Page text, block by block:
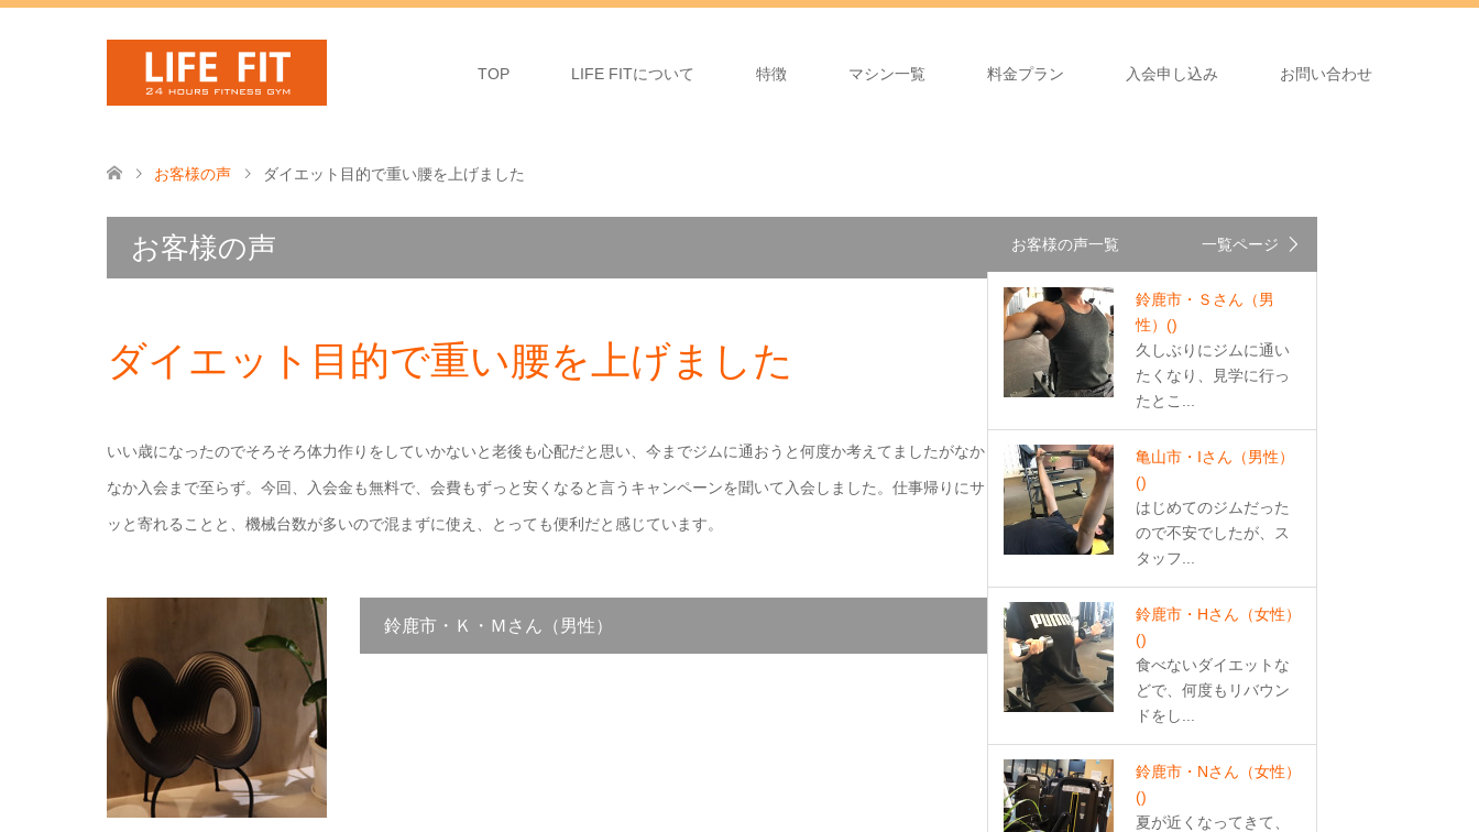
TOP LIFE FITについて 特徴 マシン一覧 料金プラン 入会申し込み お問い合わせ
お客様の声 ダイエット目的で重い腰を上げました
お客様の声
ダイエット目的で重い腰を上げました
いい歳になったのでそろそろ体力作りをしていかないと老後も心配だと思い、今までジムに通おうと何度か考えてましたがなか
なか入会まで至らず。今回、入会金も無料で、会費もずっと安くなると言うキャンペーンを聞いて入会しました。仕事帰りにサ
ッと寄れることと、機械台数が多いので混まずに使え、とっても便利だと感じています。
鈴鹿市・Ｋ・Ｍさん（男性）
お客様の声一覧 一覧ページ
鈴鹿市・Ｓさん（男
性） ()
久しぶりにジムに通い
たくなり、見学に行っ
たとこ...
亀山市・Iさん（男性）
()
はじめてのジムだった
ので不安でしたが、ス
タッフ...
鈴鹿市・Hさん（女性）
()
食べないダイエットな
どで、何度もリバウン
ドをし...
鈴鹿市・Nさん（女性）
()
夏が近くなってきて、